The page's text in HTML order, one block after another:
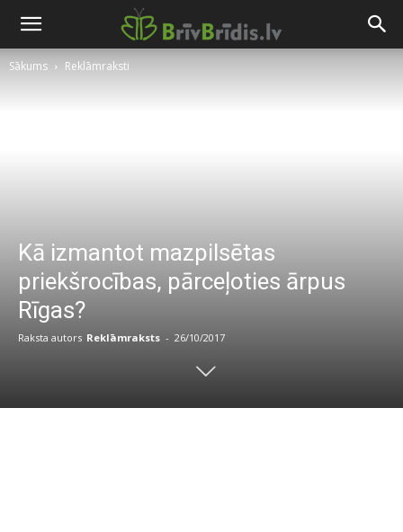
Sākums Reklāmraksti
Kā izmantot mazpilsētas
priekšrocības, pārceļoties ārpus
Rīgas?
Raksta autors Reklāmraksts - 26/10/2017